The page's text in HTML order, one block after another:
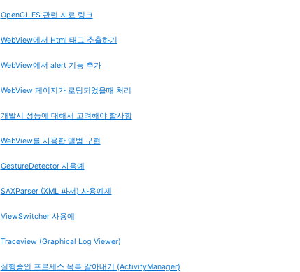
OpenGL ES 관련 자료 링크
WebView에서 Html 태그 추출하기
WebView에서 alert 기능 추가
WebView 페이지가 로딩되었을때 처리
개발시 성능에 대해서 고려해야 할사항
WebView를 사용한 앨범 구현
GestureDetector 사용예
SAXParser (XML 파서) 사용예제
ViewSwitcher 사용예
Traceview (Graphical Log Viewer)
실행중인 프로세스 목록 알아내기 (ActivityManager)